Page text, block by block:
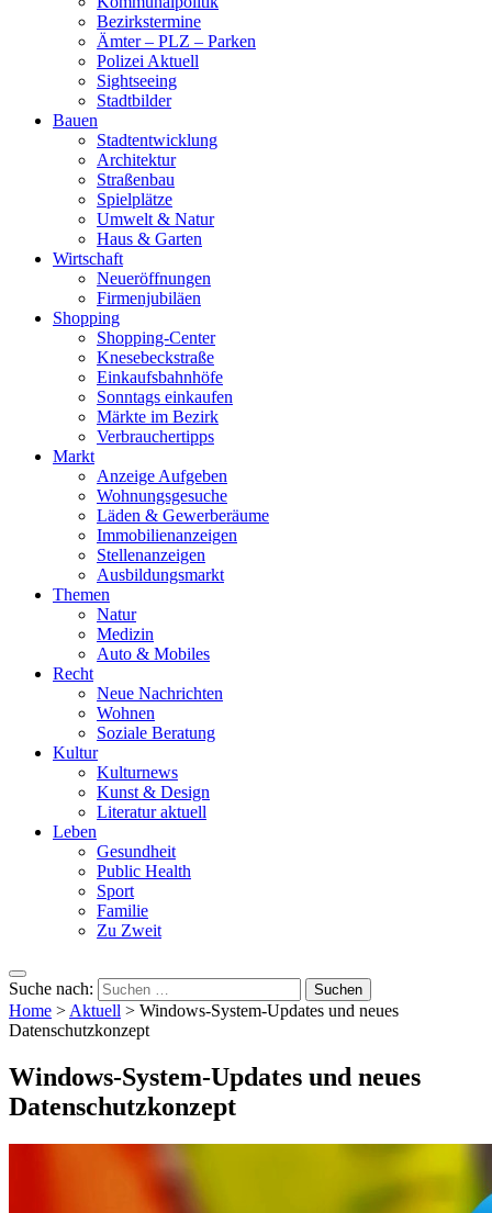
Bezirkstermine
Ämter – PLZ – Parken
Polizei Aktuell
Sightseeing
Stadtbilder
Bauen
Stadtentwicklung
Architektur
Straßenbau
Spielplätze
Umwelt & Natur
Haus & Garten
Wirtschaft
Neueröffnungen
Firmenjubiläen
Shopping
Shopping-Center
Knesebeckstraße
Einkaufsbahnhöfe
Sonntags einkaufen
Märkte im Bezirk
Verbrauchertipps
Markt
Anzeige Aufgeben
Wohnungsgesuche
Läden & Gewerberäume
Immobilienanzeigen
Stellenanzeigen
Ausbildungsmarkt
Themen
Natur
Medizin
Auto & Mobiles
Recht
Neue Nachrichten
Wohnen
Soziale Beratung
Kultur
Kulturnews
Kunst & Design
Literatur aktuell
Leben
Gesundheit
Public Health
Sport
Familie
Zu Zweit
Suche nach:
Home > Aktuell > Windows-System-Updates und neues
Datenschutzkonzept
Windows-System-Updates und neues
Datenschutzkonzept